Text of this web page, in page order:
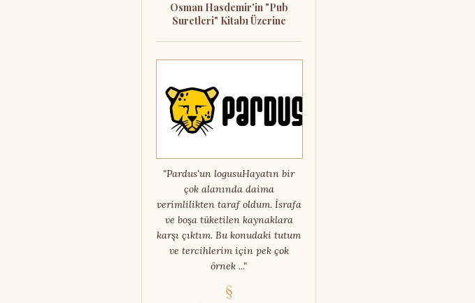
Osman Hasdemir'in "Pub
Suretleri" Kitabı Üzerine
"Pardus'un logusuHayatın bir
çok alanında daima
verimlilikten taraf oldum. İsrafa
ve boşa tüketilen kaynaklara
karşı çıktım. Bu konudaki tutum
ve tercihlerim için pek çok
örnek ..."
§